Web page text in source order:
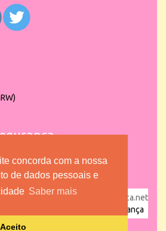
concorda com a nossa
de dados pessoais e
Saber mais
Aceito
2026 Copyright www.lojadacrianca.net
Loja da Criança